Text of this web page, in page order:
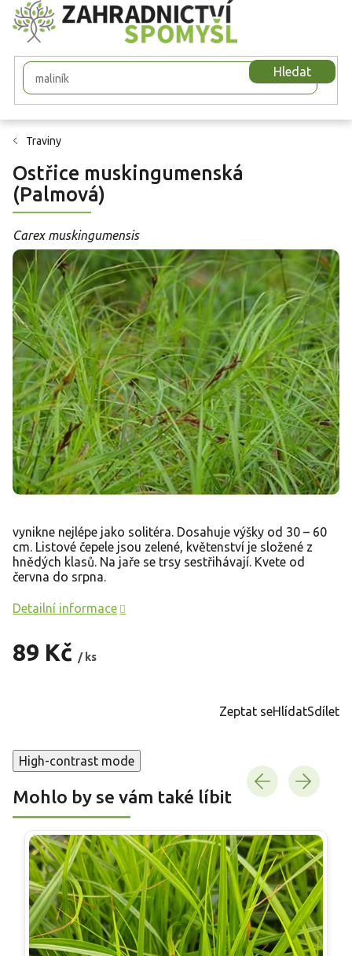
Přejít
na
obsah
Hledat
Traviny
Ostřice muskingumenská
(Palmová)
Carex muskingumensis
89 Kč / ks
vynikne nejlépe jako solitéra. Dosahuje výšky od 30 – 60
cm. Listové čepele jsou zelené, květenství je složené z
hnědých klasů. Na jaře se trsy sestřihávají. Kvete od
června do srpna.
Detailní informace
Zeptat seHlídatSdílet
High-contrast mode
Mohlo by se vám také líbit